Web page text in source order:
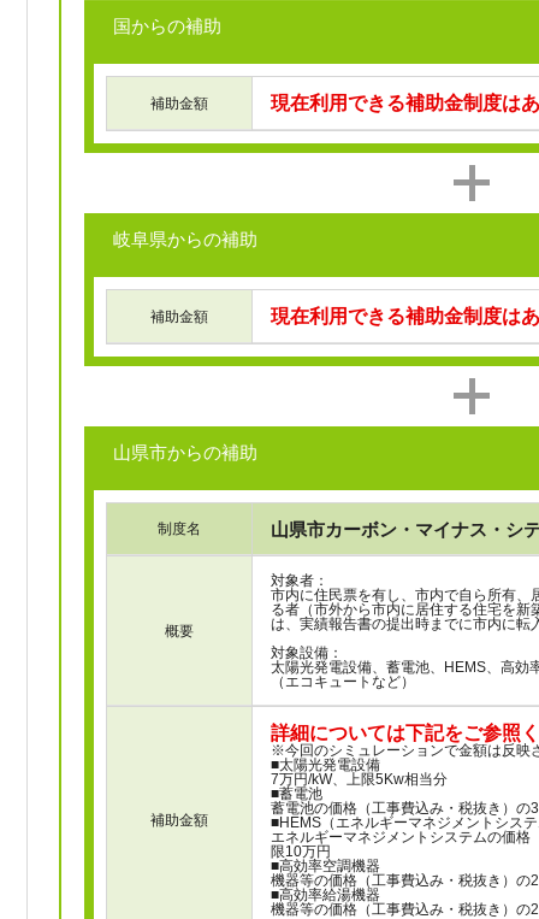
国からの補助
補助金額 現在利用できる補助金制度は
岐阜県からの補助
補助金額 現在利用できる補助金制度は
山県市からの補助
制度名 山県市カーボン・マイナス・シ
概要
対象者：
市内に住民票を有し、市内で自ら所有
る者（市外から市内に居住する住宅を
は、実績報告書の提出時までに市内に転
対象設備：
太陽光発電設備、蓄電池、HEMS、高効
（エコキュートなど）
補助金額
詳細については下記をご参照
※今回のシミュレーションで金額は反映
■太陽光発電設備
7万円/kW、上限5Kw相当分
■蓄電池
蓄電池の価格（工事費込み・税抜き）の
■HEMS（エネルギーマネジメントシス
エネルギーマネジメントシステムの価
限10万円
■高効率空調機器
機器等の価格（工事費込み・税抜き）の
■高効率給湯機器
機器等の価格（工事費込み・税抜き）の